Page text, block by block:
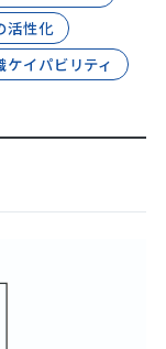
活性化
ケイパビリティ